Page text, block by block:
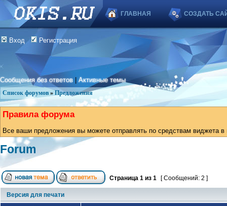
ГЛАВНАЯ СОЗДАТЬ
Вход Регистрация
Сообщения без ответов |Активные темы
Список форумов » Предложения
Правила форума
Все ваши предложения вы можете отправлять по средствам виджета
Forum
Страница 1 из 1 [ Сообщений: 2 ]
Версия для печати